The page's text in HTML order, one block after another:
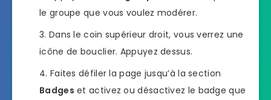
le groupe que vous voulez modérer.
Dans le coin supérieur droit, vous verrez une
icône de bouclier. Appuyez dessus.
Faites défiler la page jusqu’à la section
Badges et activez ou désactivez le badge que